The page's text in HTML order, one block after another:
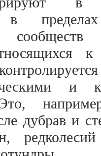
в пределах
и
дубрав и